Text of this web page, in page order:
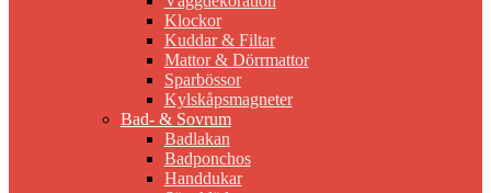
Klockor
Kuddar & Filtar
Mattor & Dörrmattor
Sparbössor
Kylskåpsmagneter
Bad- & Sovrum
Badlakan
Badponchos
Handdukar